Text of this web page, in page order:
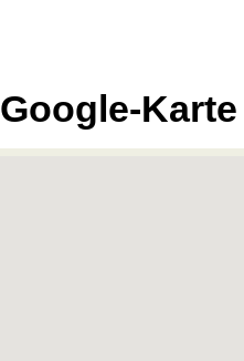
Google-Karte